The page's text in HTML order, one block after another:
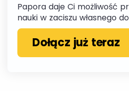
Papora daje Ci możliwość
nauki w zaciszu własnego
Dołącz już teraz